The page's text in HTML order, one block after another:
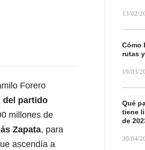
Forero
del partido
millones de
Zapata, para
ascendía a
13/02/
Cómo
rutas
19/03/
Qué
tiene
de
30/04/